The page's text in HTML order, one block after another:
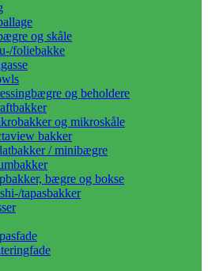
og skåle
foliebakke
og beholdere
og mikroskåle
bakker
/ minibægre
bægre og bokse
tapasbakker